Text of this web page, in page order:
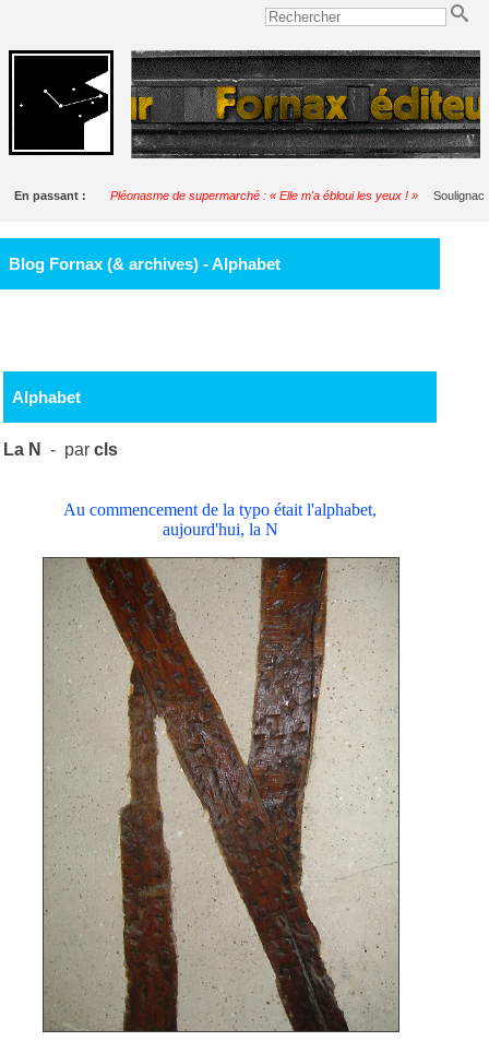
En passant : Pléonasme de supermarché : « Elle m'a ébloui les yeux ! » Soulignac
Blog Fornax (& archives) - Alphabet
Alphabet
La N - parcls
Au commencement de la typo était l'alphabet,
aujourd'hui, la N